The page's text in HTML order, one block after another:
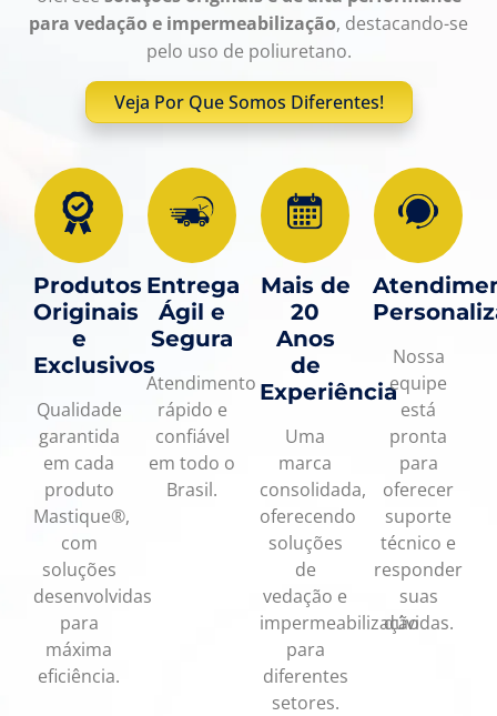
para vedação e impermeabilização, destacando-se
pelo uso de poliuretano.
Veja Por Que Somos Diferentes!
Produtos
Originais
e
Exclusivos
Qualidade
garantida
em cada
produto
Mastique®,
com
soluções
desenvolvidas
para
máxima
eficiência.
Entrega
Ágil e
Segura
Atendimento
rápido e
confiável
em todo o
Brasil.
Mais de
20
Anos
de
Experiência
Uma
marca
consolidada,
oferecendo
soluções
de
vedação e
impermeabilização
para
diferentes
setores.
Nossa
equipe
está
pronta
para
oferecer
suporte
técnico e
responder
suas
dúvidas.